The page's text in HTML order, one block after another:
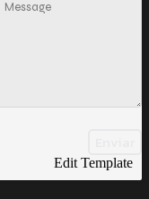
Edit Template